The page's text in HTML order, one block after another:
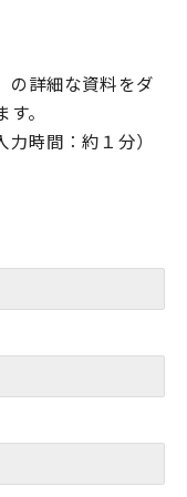
の詳細な資料をダ
。
時間：約１分）